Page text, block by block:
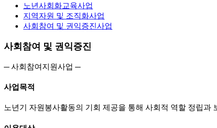
노년사회화교육사업
지역자원 및 조직화사업
사회참여 및 권익증진사업
사회참여 및 권익증진
─ 사회참여지원사업 ─
사업목적
노년기 자원봉사활동의 기회 제공을 통해 사회적 역할 정립과